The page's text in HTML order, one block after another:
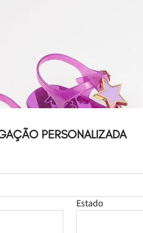
PERSONALIZADA
Estado